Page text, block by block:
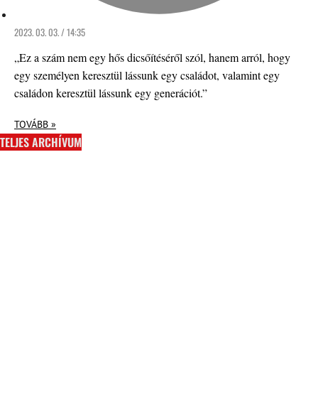
2023. 03. 03. / 14:35
„Ez a szám nem egy hős dicsőítéséről szól, hanem arról, hogy
egy személyen keresztül lássunk egy családot, valamint egy
családon keresztül lássunk egy generációt.”
TOVÁBB »
TELJES ARCHÍVUM